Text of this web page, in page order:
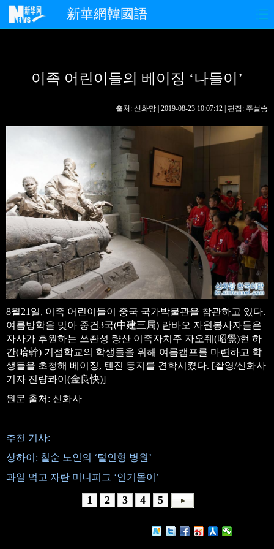
新華網韓國語
경제 사회 포토
핫 TV 문화
관광 오피니언
생생 중국어
이족 어린이들의 베이징 ‘나들이’
출처: 신화망 | 2019-08-23 10:07:12 | 편집: 주설송
8월21일, 이족 어린이들이 중국 국가박물관을 참관하고 있다.
여름방학을 맞아 중건3국(中建三局) 란바오 자원봉사자들은
자사가 후원하는 쓰촨성 량산 이족자치주 자오줴(昭覺)현 하
간(哈幹) 거점학교의 학생들을 위해 여름캠프를 마련하고 학
생들을 초청해 베이징, 텐진 등지를 견학시켰다. [촬영/신화사
기자 진량콰이(金良快)]
원문 출처: 신화사
추천 기사:
상하이: 칠순 노인의 ‘털인형 병원’
과일 먹고 자란 미니피그 ‘인기몰이’
1 2 3 4 5